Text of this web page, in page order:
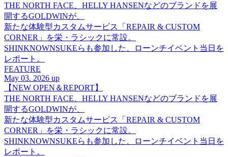
THE NORTH FACE、HELLY HANSENなどのブランドを展
開するGOLDWINが、
新たな体験型カスタムサービス「REPAIR & CUSTOM
CORNER」を栄・ラシックに常設。
SHINKNOWNSUKEらも参加した、ローンチイベント当日を
レポート。
FEATURE
May 03. 2026 up
【NEW OPEN＆REPORT】
THE NORTH FACE、HELLY HANSENなどのブランドを展
開するGOLDWINが、
新たな体験型カスタムサービス「REPAIR & CUSTOM
CORNER」を栄・ラシックに常設。
SHINKNOWNSUKEらも参加した、ローンチイベント当日を
レポート。